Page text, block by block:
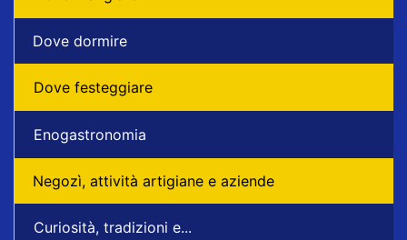
Dove dormire
Dove festeggiare
Enogastronomia
Negozì, attività artigiane e aziende
Curiosità, tradizioni e...